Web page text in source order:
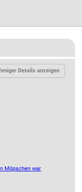
Möpschen war